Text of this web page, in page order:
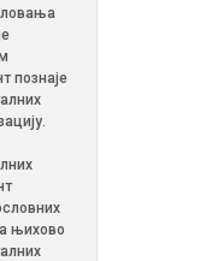
познаје
њихово